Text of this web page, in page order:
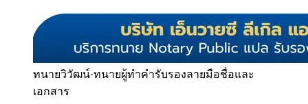
ทนายวิวัฒน์·ทนายผู้ทำคำรับรองลายมือชื่อและ
เอกสาร